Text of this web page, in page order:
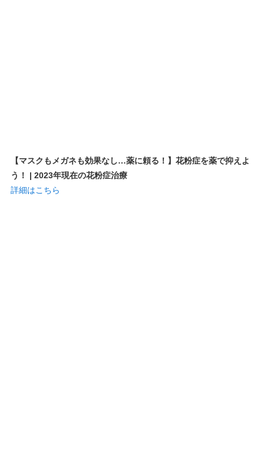
【マスクもメガネも効果なし…薬に頼る！】花粉症を薬で抑えよ
う！ | 2023年現在の花粉症治療
詳細はこちら